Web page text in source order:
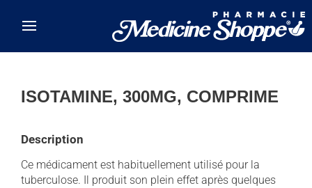
ISOTAMINE, 300MG, COMPRIME
Description
Ce médicament est habituellement utilisé pour la
tuberculose. Il produit son plein effet après quelques